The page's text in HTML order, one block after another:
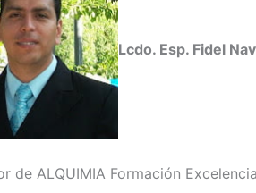
Lcdo. Esp. Fidel
de ALQUIMIA Formación Excelencia